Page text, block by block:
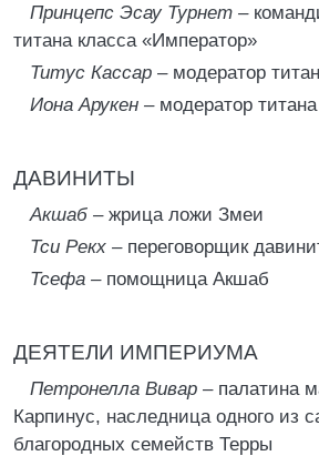
Принцепс Эсау Турнет –
титана класса «Император»
Титус Кассар –модератор
Иона Арукен –модератор
ДАВИНИТЫ
Акшаб –жрица ложи Змеи
Тси Рекх –переговорщик
Тсефа –помощница Акшаб
ДЕЯТЕЛИ ИМПЕРИУМА
Петронелла Вивар –палатина
Карпинус, наследница одного из
благородных семейств Терры